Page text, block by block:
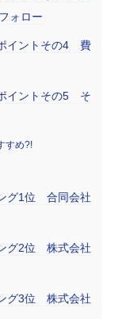
ォロー
イントその4 費
イントその5 そ
すめ?!
グ1位 合同会社
グ2位 株式会社
グ3位 株式会社